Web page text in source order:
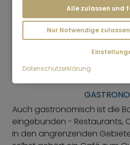
Neben Angeboten in der
finden sich auch Läden
wodurch viele alltägliche
Gerade dadurch wirkt die
architektonisch besonders,
Alltag angenehm
Auch gastronomisch ist die
eingebunden - Restaurants,
in den angrenzenden
Alle zulassen und
Nur Notwendige
Datenschutzerklärung